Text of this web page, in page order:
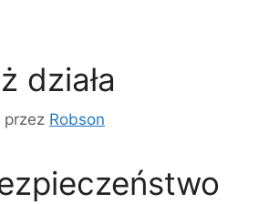
działa
przez Robson